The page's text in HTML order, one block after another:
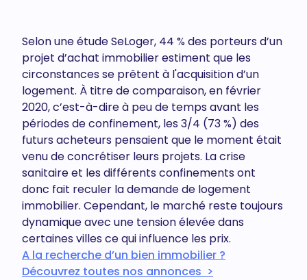
Selon une étude SeLoger, 44 % des porteurs d’un
projet d’achat immobilier estiment que les
circonstances se prêtent à l'acquisition d’un
logement. À titre de comparaison, en février
2020, c’est-à-dire à peu de temps avant les
périodes de confinement, les 3/4 (73 %) des
futurs acheteurs pensaient que le moment était
venu de concrétiser leurs projets. La crise
sanitaire et les différents confinements ont
donc fait reculer la demande de logement
immobilier. Cependant, le marché reste toujours
dynamique avec une tension élevée dans
certaines villes ce qui influence les prix.
A la recherche d’un bien immobilier ?
Découvrez toutes nos annonces >